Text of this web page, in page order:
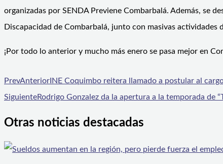
organizadas por SENDA Previene Combarbalá. Además, se
Discapacidad de Combarbalá, junto con masivas
¡Por todo lo anterior y mucho más enero se pasa mejor en
PrevAnterior INE Coquimbo reitera llamado a postular al
SiguienteRodrigo Gonzalez da la apertura a la temporada de
Otras noticias destacadas